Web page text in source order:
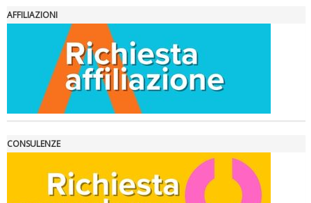
AFFILIAZIONI
CONSULENZE